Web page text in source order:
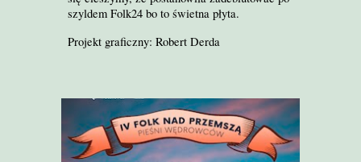
szyldem Folk24 bo to świetna płyta.
Projekt graficzny: Robert Derda